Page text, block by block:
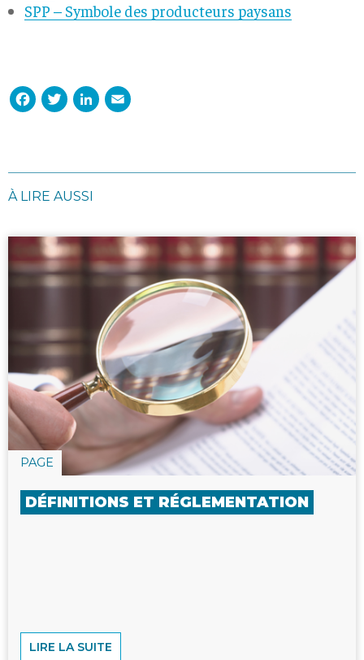
SPP – Symbole des producteurs paysans
FacebookTwitter LinkedIn
À LIRE AUSSI
PAGE
DÉFINITIONS ET RÉGLEMENTATION
LIRE LA SUITE